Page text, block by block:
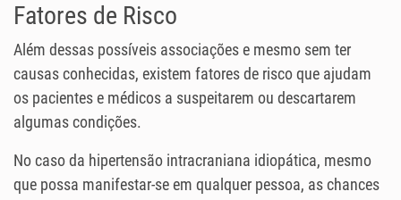
Fatores de Risco
Além dessas possíveis associações e mesmo sem ter
causas conhecidas, existem fatores de risco que ajudam
os pacientes e médicos a suspeitarem ou descartarem
algumas condições.
No caso da hipertensão intracraniana idiopática, mesmo
que possa manifestar-se em qualquer pessoa, as chances